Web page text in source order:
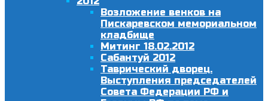
Возложение венков на
Пискаревском мемориальном
кладбище
Митинг 18.02.2012
Сабантуй 2012
Таврический дворец.
Выступления председателей
Совета Федерации РФ и